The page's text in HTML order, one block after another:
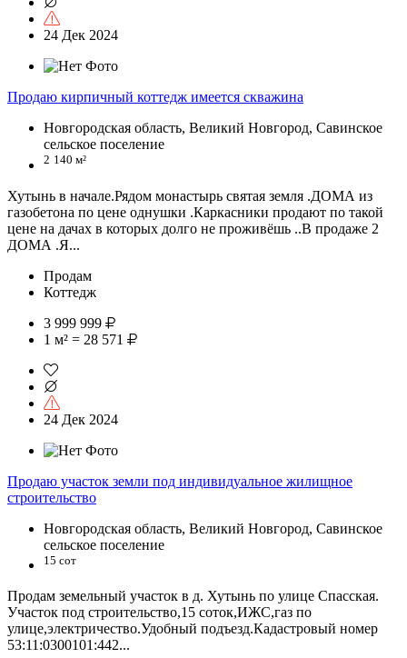
24 Дек 2024
Продаю кирпичный коттедж имеется скважина
Новгородская область, Великий Новгород, Савинское
сельское поселение
2 140 м²
Хутынь в начале.Рядом монастырь святая земля .ДОМА из
газобетона по цене однушки .Каркасники продают по такой
цене на дачах в которых долго не проживёшь ..В продаже 2
ДОМА .Я...
Продам
Коттедж
3 999 999
1 м² = 28 571
24 Дек 2024
Продаю участок земли под индивидуальное жилищное
строительство
Новгородская область, Великий Новгород, Савинское
сельское поселение
15 сот
Продам земельный участок в д. Хутынь по улице Спасская.
Участок под строительство,15 соток,ИЖС,газ по
улице,электричество.Удобный подъезд.Кадастровый номер
53:11:0300101:442...